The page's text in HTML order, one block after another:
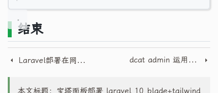
结束
Laravel部署在网站子目录中的nginx伪静态规则 dcat admin 运用工具表单在列表中制作一个弹出编辑框
本文标题：宝塔面板部署 laravel 10 blade+tailwind